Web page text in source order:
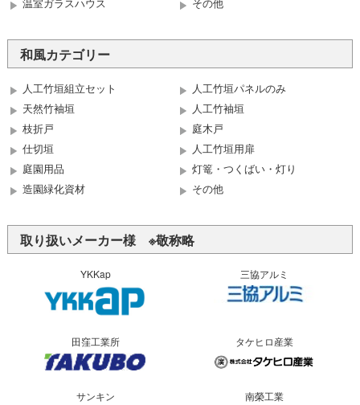
和風カテゴリー
人工竹垣組立セット
人工竹垣パネルのみ
天然竹袖垣
人工竹袖垣
枝折戸
庭木戸
仕切垣
人工竹垣用扉
庭園用品
灯篭・つくばい・灯り
造園緑化資材
その他
取り扱いメーカー様 ※敬称略
YKKap 三協アルミ
田窪工業所 タケヒロ産業
サンキン 南榮工業